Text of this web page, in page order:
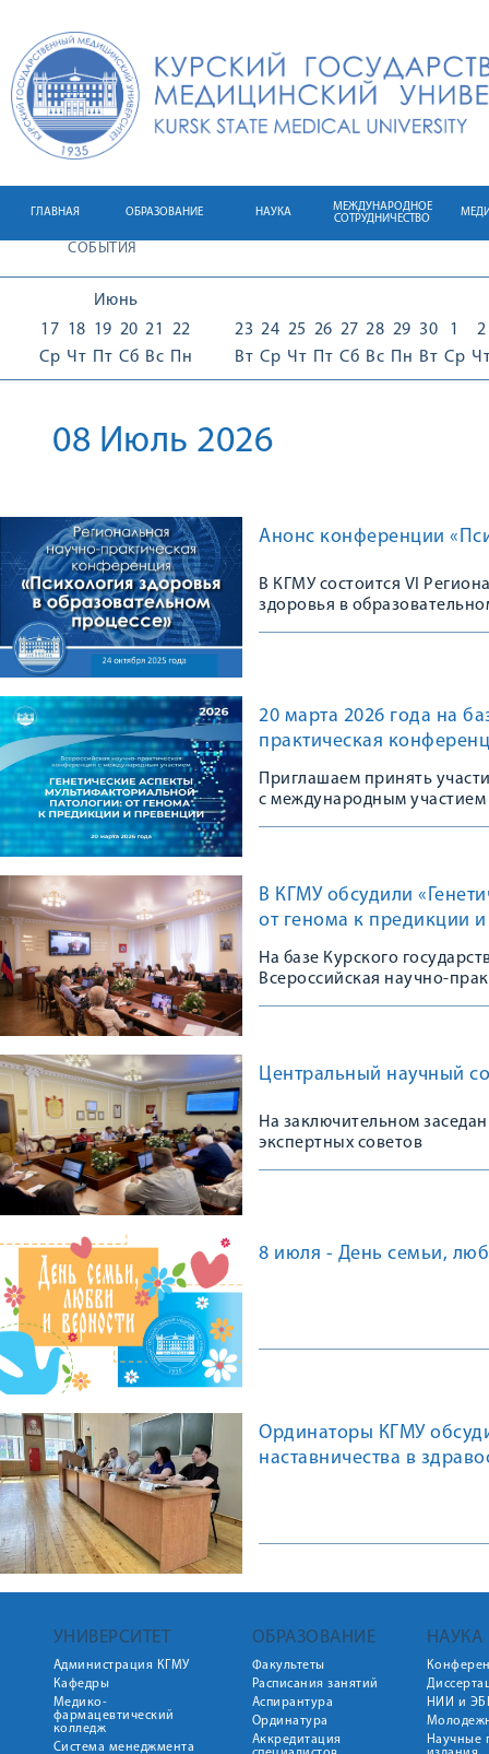
ГЛАВНАЯ ОБРАЗОВАНИЕ НАУКА
МЕЖДУНАРОДНОЕ
СОТРУДНИЧЕСТВО
СОБЫТИЯ
Июнь
17
Ср
18
Чт
19
Пт
20
Сб
21
Вс
22
Пн
23
Вт
24
Ср
25
Чт
26
Пт
27
Сб
28
Вс
29
Пн
30
Вт
1
Ср
2
08 Июль 2026
Анонс конференции
В КГМУ состоится VI
здоровья в
20 марта 2026 года на
практическая
Приглашаем принять
с международным участием
В КГМУ обсудили
от генома к предикции
На базе Курского
Всероссийская научно-
Центральный научный
На заключительном
экспертных советов
8 июля - День семьи,
Ординаторы КГМУ
наставничества в
УНИВЕРСИТЕТ
Администрация КГМУ
Кафедры
Медико-
фармацевтический
колледж
Система менеджмента
ОБРАЗОВАНИЕ
Факультеты
Расписания занятий
Аспирантура
Ординатура
Аккредитация
НАУКА
НИИ и
Научные